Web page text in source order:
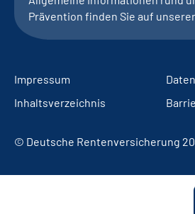
Prävention finden Sie auf unserer
Impressum
Inhaltsverzeichnis
© Deutsche Rentenversicherung